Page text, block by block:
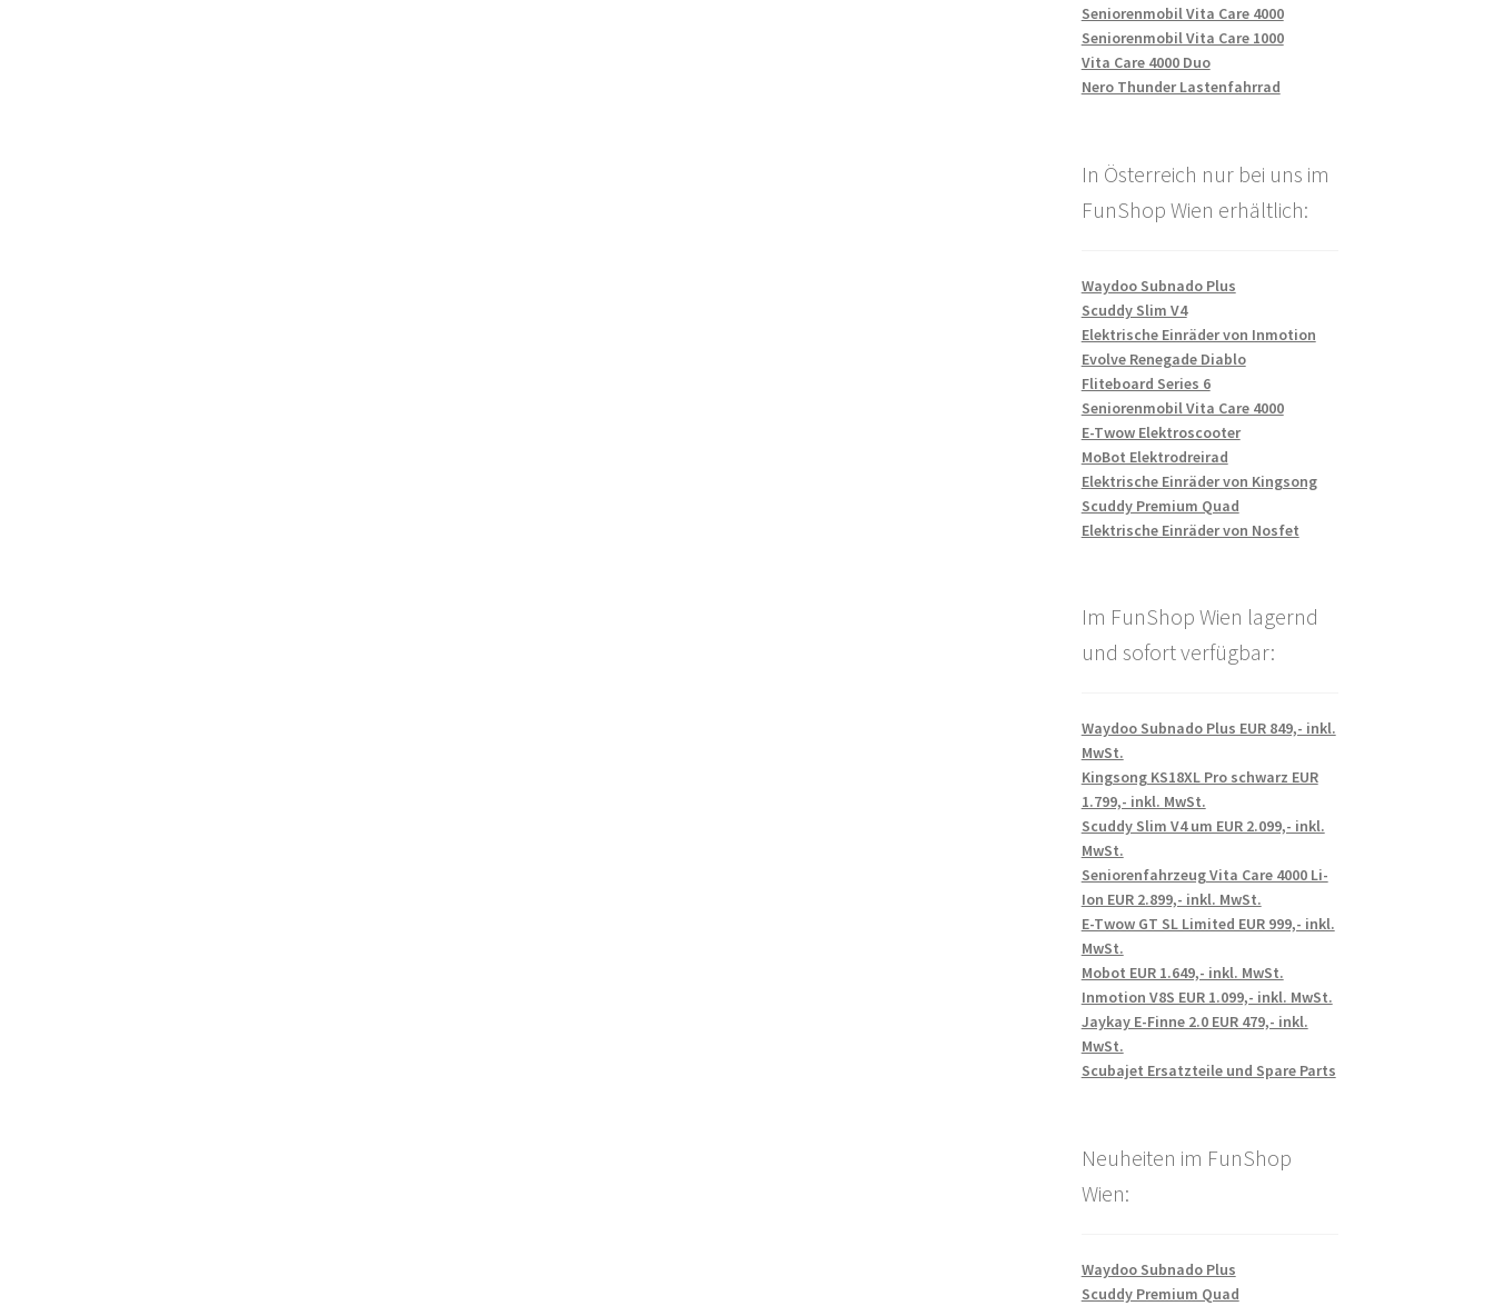
Seniorenmobil Vita Care 4000
Seniorenmobil Vita Care 1000
Vita Care 4000 Duo
Nero Thunder Lastenfahrrad
In Österreich nur bei uns im
FunShop Wien erhältlich:
Waydoo Subnado Plus
Scuddy Slim V4
Elektrische Einräder von Inmotion
Evolve Renegade Diablo
Fliteboard Series 6
Seniorenmobil Vita Care 4000
E-Twow Elektroscooter
MoBot Elektrodreirad
Elektrische Einräder von Kingsong
Scuddy Premium Quad
Elektrische Einräder von Nosfet
Im FunShop Wien lagernd
und sofort verfügbar:
Waydoo Subnado Plus EUR 849,- inkl.
MwSt.
Kingsong KS18XL Pro schwarz EUR
1.799,- inkl. MwSt.
Scuddy Slim V4 um EUR 2.099,- inkl.
MwSt.
Seniorenfahrzeug Vita Care 4000 Li-
Ion EUR 2.899,- inkl. MwSt.
E-Twow GT SL Limited EUR 999,- inkl.
MwSt.
Mobot EUR 1.649,- inkl. MwSt.
Inmotion V8S EUR 1.099,- inkl. MwSt.
Jaykay E-Finne 2.0 EUR 479,- inkl.
MwSt.
Scubajet Ersatzteile und Spare Parts
Neuheiten im FunShop
Wien:
Waydoo Subnado Plus
Scuddy Premium Quad